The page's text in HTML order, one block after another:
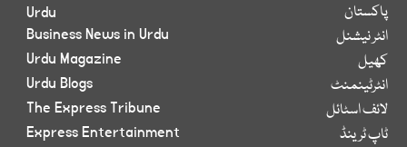
پاکستان
انٹر نیشنل
کھیل
انٹرٹینمنٹ
لائف اسٹائل
ٹاپ ٹرینڈ
Urdu
Business News in Urdu
Urdu Magazine
Urdu Blogs
The Express Tribune
Express Entertainment